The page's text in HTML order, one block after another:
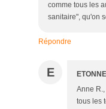
comme tous les
sanitaire", qu'on
Répondre
E ETONNE
Anne
tous les